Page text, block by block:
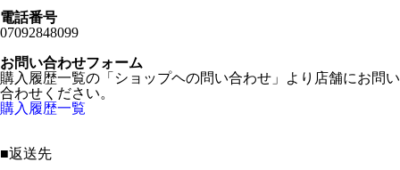
電話番号
07092848099
お問い合わせフォーム
購入履歴一覧の「ショップヘの問い合わせ」より店舗にお問い
合わせください。
購入履歴一覧
■返送先